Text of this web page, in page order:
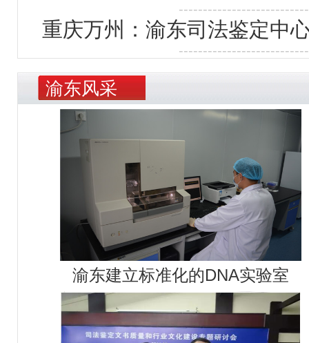
重庆万州：渝东司法鉴定中
渝东风采
渝东建立标准化的DNA实验室